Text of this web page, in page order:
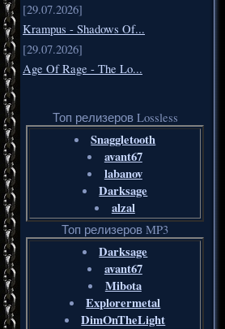
[29.07.2026]
Krampus - Shadows Of...
[29.07.2026]
Age Of Rage - The Lo...
Топ релизеров Lossless
Snaggletooth
avant67
labanov
Darksage
alzal
Топ релизеров MP3
Darksage
avant67
Mibota
Explorermetal
DimOnTheLight